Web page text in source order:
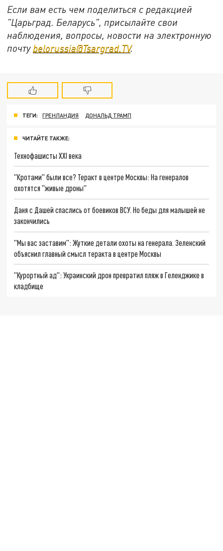
Если вам есть чем поделиться с редакцией
"Царьград. Беларусь", присылайте свои
наблюдения, вопросы, новости на электронную
почту belorussia@Tsargrad.TV.
ТЕГИ: ГРЕНЛАНДИЯ ДОНАЛЬД ТРАМП
ЧИТАЙТЕ ТАКЖЕ:
Технофашисты XXI века
"Кротами" были все? Теракт в центре Москвы: На генералов
охотятся "живые дроны"
Даня с Дашей спаслись от боевиков ВСУ. Но беды для малышей не
закончились
"Мы вас заставим": Жуткие детали охоты на генерала. Зеленский
объяснил главный смысл теракта в центре Москвы
"Курортный ад": Украинский дрон превратил пляж в Геленджике в
кладбище